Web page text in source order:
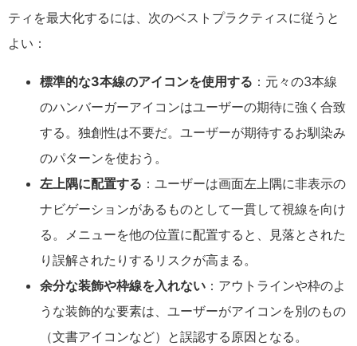
ティを最大化するには、次のベストプラクティスに従うと
よい：
標準的な3本線のアイコンを使用する ：元々の3本線
のハンバーガーアイコンはユーザーの期待に強く合致
する。独創性は不要だ。ユーザーが期待するお馴染み
のパターンを使おう。
左上隅に配置する ：ユーザーは画面左上隅に非表示の
ナビゲーションがあるものとして一貫して視線を向け
る。メニューを他の位置に配置すると、見落とされた
り誤解されたりするリスクが高まる。
余分な装飾や枠線を入れない ：アウトラインや枠のよ
うな装飾的な要素は、ユーザーがアイコンを別のもの
（文書アイコンなど）と誤認する原因となる。